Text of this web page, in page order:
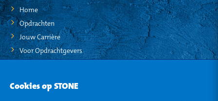
Cookies op STONE
Home
Opdrachten
Jouw Carrière
Voor Opdrachtgevers
STO-NEWS